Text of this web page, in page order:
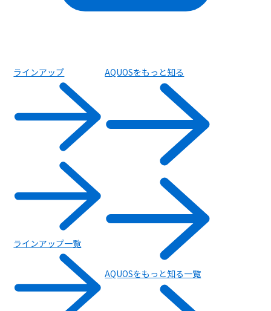
ラインアップ
ラインアップ一覧
AQUOSをもっと知る
AQUOSをもっと知る一覧